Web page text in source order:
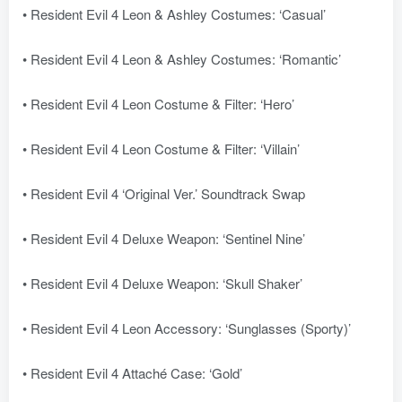
• Resident Evil 4 Leon & Ashley Costumes: ‘Casual’
• Resident Evil 4 Leon & Ashley Costumes: ‘Romantic’
• Resident Evil 4 Leon Costume & Filter: ‘Hero’
• Resident Evil 4 Leon Costume & Filter: ‘Villain’
• Resident Evil 4 ‘Original Ver.’ Soundtrack Swap
• Resident Evil 4 Deluxe Weapon: ‘Sentinel Nine’
• Resident Evil 4 Deluxe Weapon: ‘Skull Shaker’
• Resident Evil 4 Leon Accessory: ‘Sunglasses (Sporty)’
• Resident Evil 4 Attaché Case: ‘Gold’